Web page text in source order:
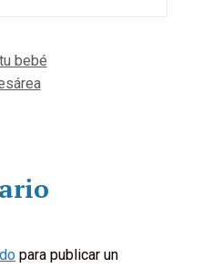
bebé
para publicar un